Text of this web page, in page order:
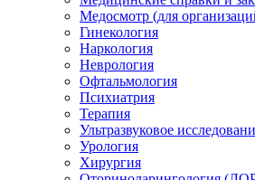
Медосмотр (для
Гинекология
Наркология
Неврология
Офтальмология
Психиатрия
Терапия
Ультразвуковое
Урология
Хирургия